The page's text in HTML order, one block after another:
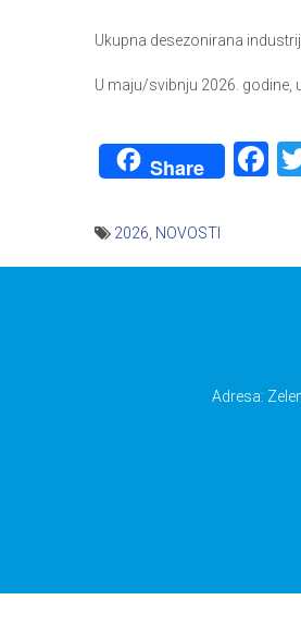
Ukupna desezonirana
U maju/svibnju 2026. godine,
Share
2026 NOVOSTI
Adresa: